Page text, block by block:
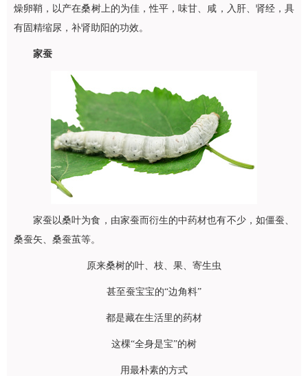
燥卵鞘，以产在桑树上的为佳，性平，味甘、咸，入肝、肾经，具
有固精缩尿，补肾助阳的功效。
家蚕
家蚕以桑叶为食，由家蚕而衍生的中药材也有不少，如僵蚕、
桑蚕矢、桑蚕茧等。
原来桑树的叶、枝、果、寄生虫
甚至蚕宝宝的“边角料”
都是藏在生活里的药材
这棵“全身是宝”的树
用最朴素的方式